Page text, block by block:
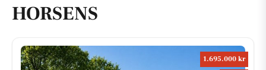
HORSENS
1.695.000 kr